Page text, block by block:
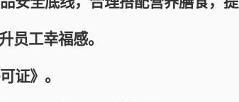
员工幸福感。
证》。